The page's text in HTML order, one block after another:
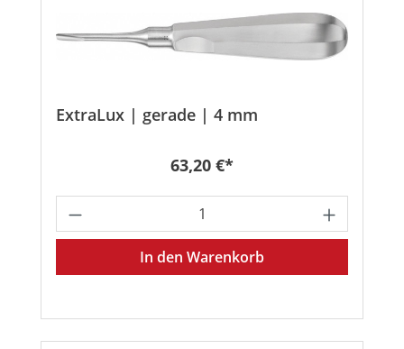
ExtraLux | gerade | 4 mm
Regulärer Preis:
63,20 €*
Produkt Anzahl: Gib den
In den Warenkorb